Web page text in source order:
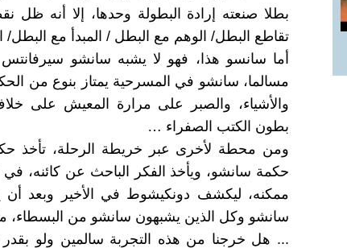
بطلا صنعته إرادة البطولة وحدها، إلا أنه ظل
تقاطع البطل/ الوهم مع البطل / المبدأ مع البطل/
أما سانسو هذا، فهو لا يشبه سانشو سيرفانتس
مسالما، سانشو في المسرحية يمتاز بنوع من
والأشياء، والصبر على مرارة المعيش على
بطون الكتب الصفراء …
ومن محطة لأخرى عبر خريطة الرحلة، تأخذ
حكمة سانشو، ويأخذ الفكر الباحث عن كائنه، في
ممكنه، ليكشف دونكيشوط في الأخير وبعد أن
سانشو وكل الذين يشبهون سانشو من البسطاء،
... هل خرجنا من هذه التجربة سالمين ولو